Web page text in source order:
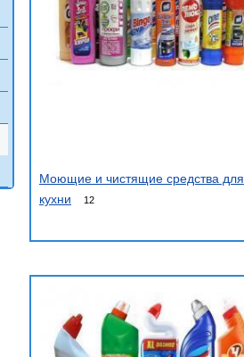
Моющие и чистящие средства для
кухни
12